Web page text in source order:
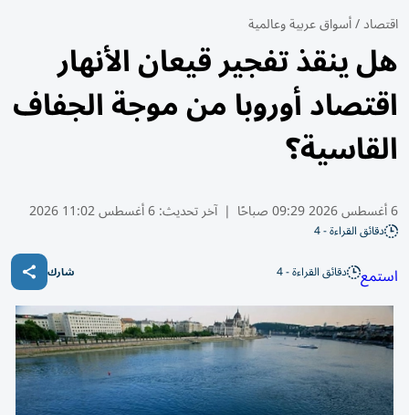
اقتصاد/أسواق عربية وعالمية
هل ينقذ تفجير قيعان الأنهار
اقتصاد أوروبا من موجة الجفاف
القاسية؟
6 أغسطس 2026 09:29 صباحًا | آخر تحديث:6 أغسطس 11:02 2026
دقائق القراءة - 4
استمع دقائق القراءة - 4 شارك